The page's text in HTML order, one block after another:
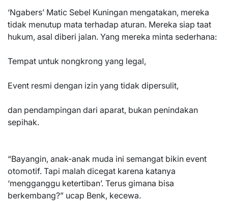
‘Ngabers’ Matic Sebel Kuningan mengatakan, mereka
tidak menutup mata terhadap aturan. Mereka siap taat
hukum, asal diberi jalan. Yang mereka minta sederhana:
Tempat untuk nongkrong yang legal,
Event resmi dengan izin yang tidak dipersulit,
dan pendampingan dari aparat, bukan penindakan
sepihak.
“Bayangin, anak-anak muda ini semangat bikin event
otomotif. Tapi malah dicegat karena katanya
‘mengganggu ketertiban’. Terus gimana bisa
berkembang?” ucap Benk, kecewa.